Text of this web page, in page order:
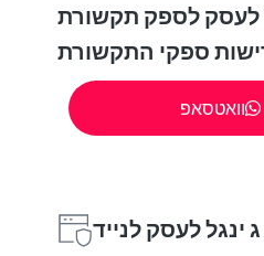
לעסק לספק תקשורת
וואטסאפ
ינגל לעסק לנייד